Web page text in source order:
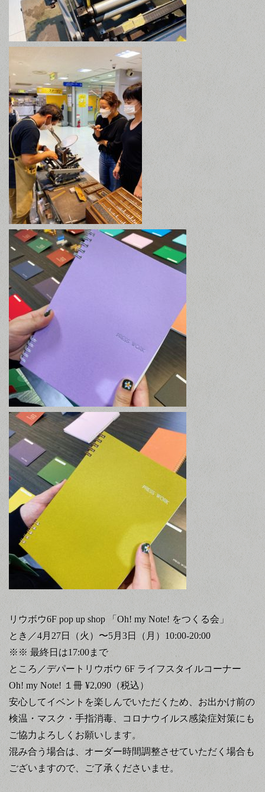
リウボウ6F pop up shop 「Oh! my Note! をつくる会」
とき／4月 27日（火）〜5月 3日（月） 10:00-20:00
※※ 最終日は17:00まで
ところ／デパートリウボウ 6F ライフスタイルコーナー
Oh! my Note! １冊 ¥2,090 （税込）
安心してイベントを楽しんでいただくため、お出かけ前の
検温・マスク・手指消毒、コロナウイルス感染症対策にも
ご協力よろしくお願いします。
混み合う場合は、オーダー時間調整させていただく場合も
ございますので、ご了承くださいませ。